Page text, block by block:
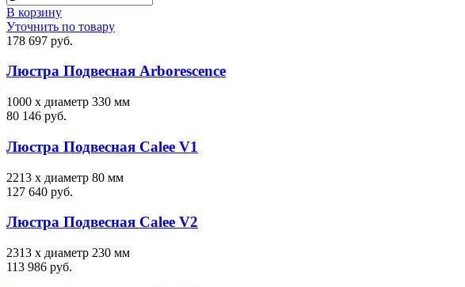
В корзину
Уточнить по товару
178 697 руб.
Люстра Подвесная Arborescence
1000 x диаметр 330 мм
80 146 руб.
Люстра Подвесная Calee V1
2213 х диаметр 80 мм
127 640 руб.
Люстра Подвесная Calee V2
2313 х диаметр 230 мм
113 986 руб.